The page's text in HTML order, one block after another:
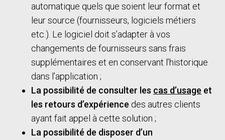
automatique quels que soient leur format et
leur source (fournisseurs, logiciels métiers
etc.). Le logiciel doit s’adapter à vos
changements de fournisseurs sans frais
supplémentaires et en conservant l’historique
dans l’application ;
La possibilité de consulter les cas d’usage et
les retours d’expérience des autres clients
ayant fait appel à cette solution ;
La possibilité de disposer d’un